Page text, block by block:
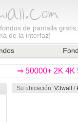
fondos de pantalla
de la interfaz!
⇒ 50000+ 2K 4K
Su ubicación: V3wall /